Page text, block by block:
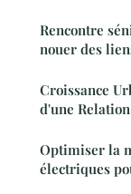
Rencontre
nouer des
Croissance
d'une
Optimiser la
électriques